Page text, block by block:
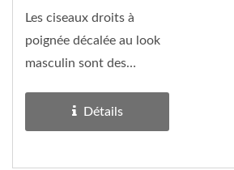
Les ciseaux droits à
poignée décalée au look
masculin sont des
décalée...
Détails